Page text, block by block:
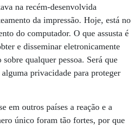
na recém-desenvolvida
da impressão. Hoje, está no
do computador. O que assusta é
e disseminar eletronicamente
qualquer pessoa. Será que
alguma privacidade para proteger
em outros países a reação e a
único foram tão fortes, por que